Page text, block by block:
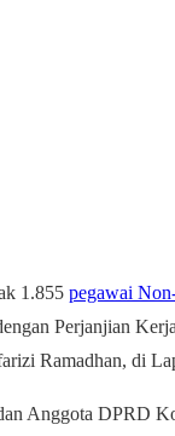
1.855 pegawai
Perjanjian
Ramadhan, di
Anggota DPRD